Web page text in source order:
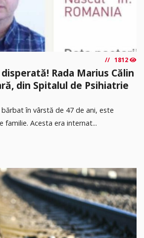
1812
Rada Marius Călin
din Spitalul de Psihiatrie
bărbat în vârstă de 47 de ani, este
familie. Acesta era internat...